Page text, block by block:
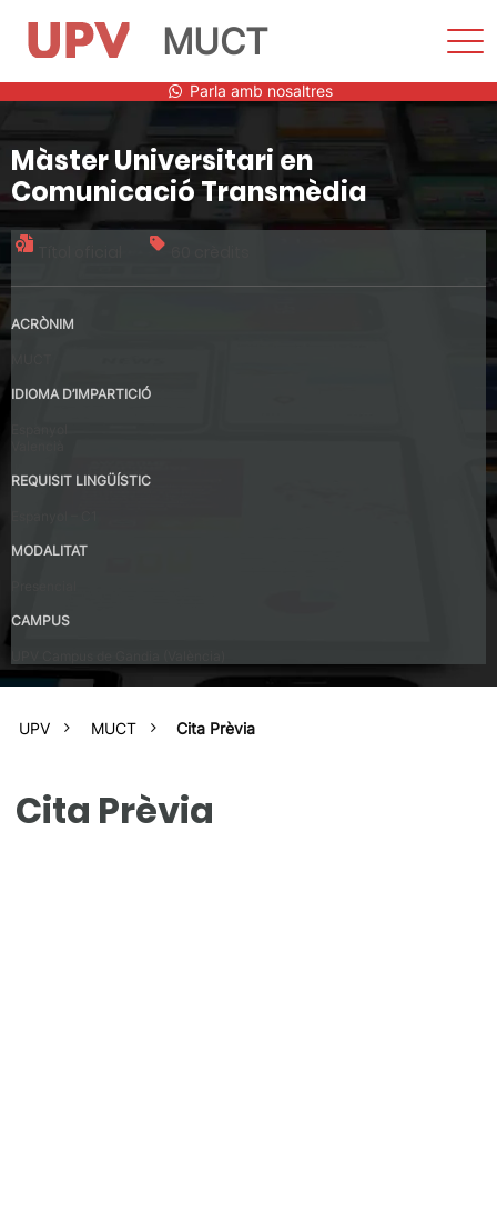
contingut
MUCT
Parla amb nosaltres
Màster Universitari en
Comunicació Transmèdia
ACRÒNIM
IDIOMA D’IMPARTICIÓ
REQUISIT LINGÜÍSTIC
MODALITAT
CAMPUS
UPV MUCT Cita Prèvia
Cita Prèvia